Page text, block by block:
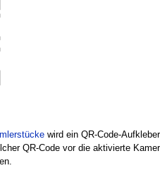
wird ein QR-Code-
QR-Code vor die aktivierte